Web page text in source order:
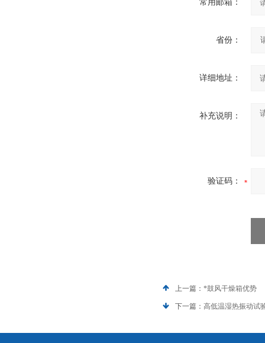
常用邮箱：
省份：
详细地址：
补充说明：
验证码：
上一篇： *鼓风干燥箱优势
下一篇： 高低温湿热振动试